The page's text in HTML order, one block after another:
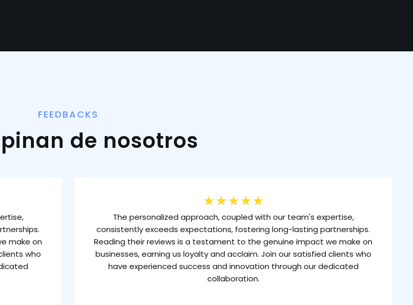
FEEDBACKS
de nosotros
make on
who
★ ★ ★ ★ ★
The personalized approach, coupled with our team's expertise,
consistently exceeds expectations, fostering long-lasting partnerships.
Reading their reviews is a testament to the genuine impact we make on
businesses, earning us loyalty and acclaim. Join our satisfied clients who
have experienced success and innovation through our dedicated
collaboration.